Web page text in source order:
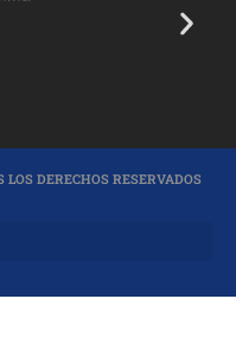
DERECHOS RESERVADOS